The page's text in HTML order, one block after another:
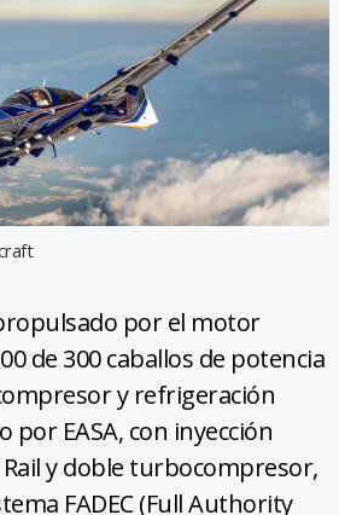
por el motor
de 300 caballos de potencia
y refrigeración
por EASA, con inyección
y doble turbocompresor,
FADEC (Full Authority